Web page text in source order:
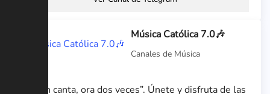
Música Católica 7.0🎶
Canales de Música
“Quien canta, ora dos veces”. Únete y disfruta de las